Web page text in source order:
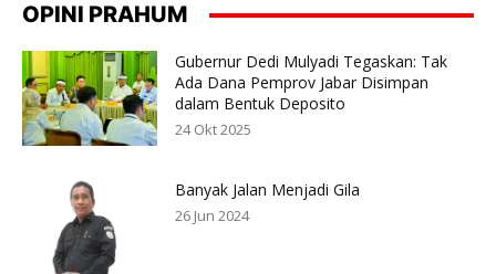
OPINI PRAHUM
Gubernur Dedi Mulyadi Tegaskan: Tak
Ada Dana Pemprov Jabar Disimpan
dalam Bentuk Deposito
24 Okt 2025
Banyak Jalan Menjadi Gila
26 Jun 2024